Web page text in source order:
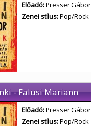
Előadó:Presser Gábor
Zenei stílus:Pop/Rock
- Falusi Mariann
Előadó:Presser Gábor
Zenei stílus:Pop/Rock